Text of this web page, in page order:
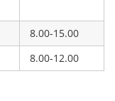
8.00-15.00
8.00-12.00